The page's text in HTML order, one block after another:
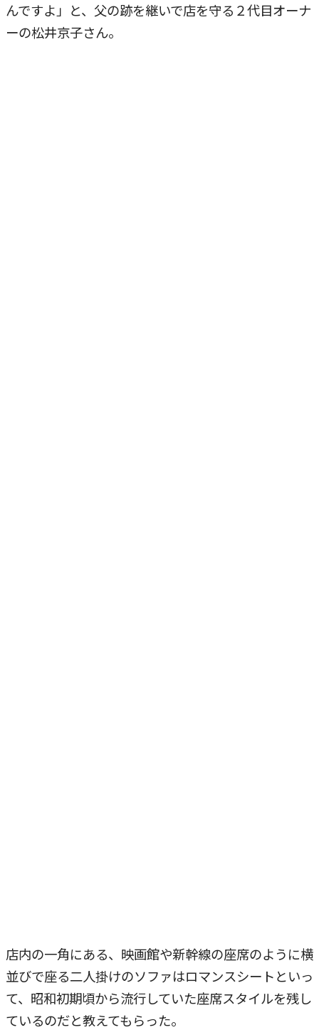
んですよ」と、父の跡を継いで店を守る２代目オーナ
ーの松井京子さん。
店内の一角にある、映画館や新幹線の座席のように横
並びで座る二人掛けのソファはロマンスシートといっ
て、昭和初期頃から流行していた座席スタイルを残し
ているのだと教えてもらった。